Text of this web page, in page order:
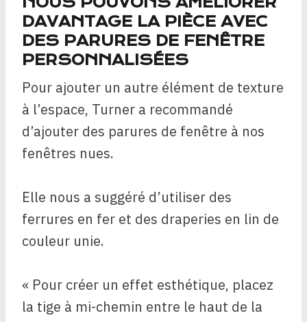
DAVANTAGE LA PIÈCE AVEC
DES PARURES DE FENÊTRE
PERSONNALISÉES
Pour ajouter un autre élément de texture
à l’espace, Turner a recommandé
d’ajouter des parures de fenêtre à nos
fenêtres nues.
Elle nous a suggéré d’utiliser des
ferrures en fer et des draperies en lin de
couleur unie.
« Pour créer un effet esthétique, placez
la tige à mi-chemin entre le haut de la